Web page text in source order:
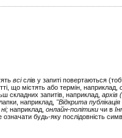
всіслів у запиті повертаються
що містять або термін, наприклад,
складних запитів, наприклад,
наприклад, "Відкрита
ні; наприклад,онлайн-політики чи в
будь-яку послідовність